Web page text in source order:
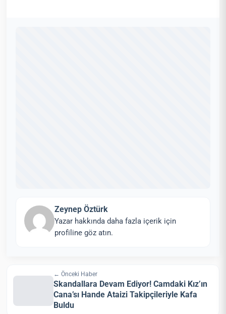
Zeynep Öztürk
Yazar hakkında daha fazla içerik için
profiline göz atın.
← Önceki Haber
Skandallara Devam Ediyor! Camdaki Kız’ın
Cana’sı Hande Ataizi Takipçileriyle Kafa
Buldu